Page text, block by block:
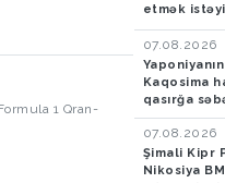
1 Qran-
etmək
07.08.2026
Kaqosima
qasırğa
ləğv edilib
07.08.2026
Şimali Kipr
Nikosiya